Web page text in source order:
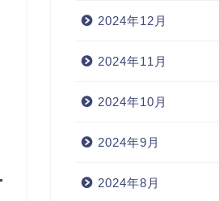
2024年12月
2024年11月
2024年10月
2024年9月
2024年8月